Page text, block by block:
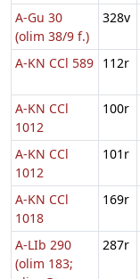
A-Gu 30
(olim 38/9 f.)
328v
A-KN CCl 589 112r
A-KN CCl
1012
100r
A-KN CCl
1012
101r
A-KN CCl
1018
169r
A-LIb 290
(olim 183;
287r